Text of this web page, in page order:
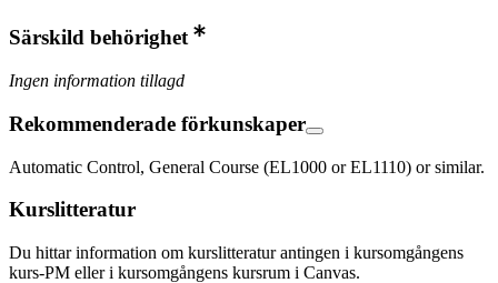
Särskild behörighet
Ingen information tillagd
Rekommenderade förkunskaper
Automatic Control, General Course (EL1000 or EL1110) or similar.
Kurslitteratur
Du hittar information om kurslitteratur antingen i kursomgångens
kurs-PM eller i kursomgångens kursrum i Canvas.